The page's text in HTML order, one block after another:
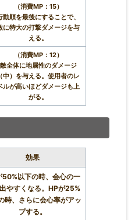
（消費MP：15）
動順を最後にすることで、
に特大の打撃ダメージを与
える。
（消費MP：12）
敵全体に地属性のダメージ
（中）を与える。使用者のレ
ルが高いほどダメージも上
がる。
効果
50%以下の時、会心の一
やすくなる。HPが25%
時、さらに会心率がアッ
プする。